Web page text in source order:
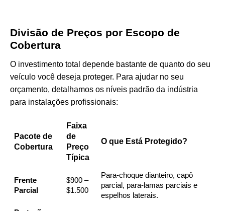
Divisão de Preços por Escopo de
Cobertura
O investimento total depende bastante de quanto do seu
veículo você deseja proteger. Para ajudar no seu
orçamento, detalhamos os níveis padrão da indústria
para instalações profissionais:
Pacote de
Cobertura
Faixa
de
Preço
Típica
O que Está Protegido?
Frente
Parcial
$900 –
$1.500
Para-choque dianteiro, capô
parcial, para-lamas parciais e
espelhos laterais.